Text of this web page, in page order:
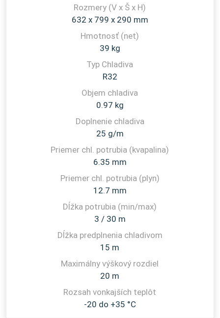
632 x 799 x 290 mm
39 kg
R32
0.97 kg
25 g/m
6.35 mm
12.7 mm
3 / 30 m
15 m
20 m
-20 do +35 °C